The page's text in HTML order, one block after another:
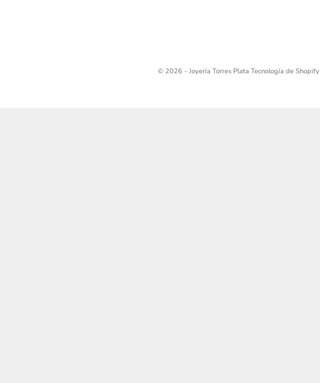
© 2026 - Joyería Torres Plata Tecnología de Shopify